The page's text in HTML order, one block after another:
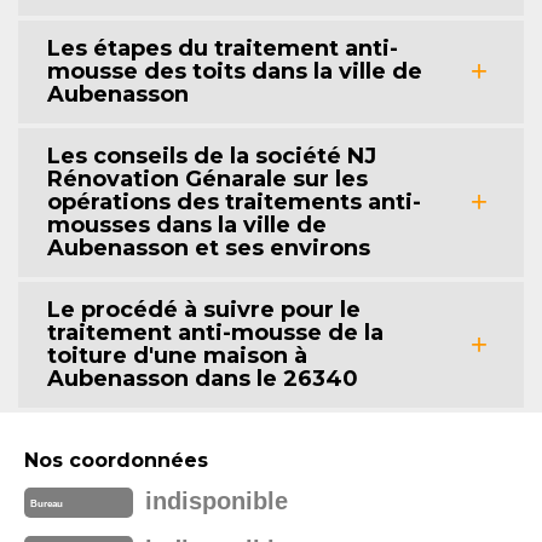
Les étapes du traitement anti-
mousse des toits dans la ville de
Aubenasson
Les conseils de la société NJ
Rénovation Génarale sur les
opérations des traitements anti-
mousses dans la ville de
Aubenasson et ses environs
Le procédé à suivre pour le
traitement anti-mousse de la
toiture d'une maison à
Aubenasson dans le 26340
Nos coordonnées
Bureau
indisponible